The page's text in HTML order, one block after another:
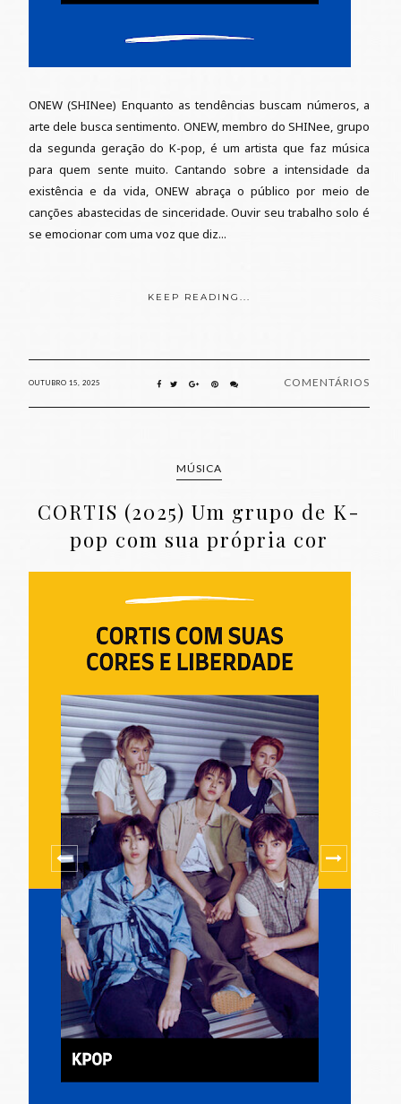
ONEW (SHINee) Enquanto as tendências buscam números, a
arte dele busca sentimento. ONEW, membro do SHINee, grupo
da segunda geração do K-pop, é um artista que faz música
para quem sente muito. Cantando sobre a intensidade da
existência e da vida, ONEW abraça o público por meio de
canções abastecidas de sinceridade. Ouvir seu trabalho solo é
se emocionar com uma voz que diz...
KEEP READING...
OUTUBRO 15, 2025 COMENTÁRIOS
MÚSICA
CORTIS (2025) Um grupo de K-
pop com sua própria cor